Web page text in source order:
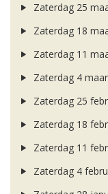
Zaterdag 25
Zaterdag 18
Zaterdag 11
Zaterdag 4
Zaterdag 25
Zaterdag 18
Zaterdag 11
Zaterdag 4